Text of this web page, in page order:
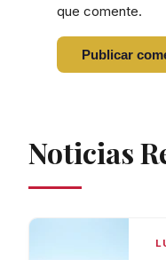
que comente.
Noticias